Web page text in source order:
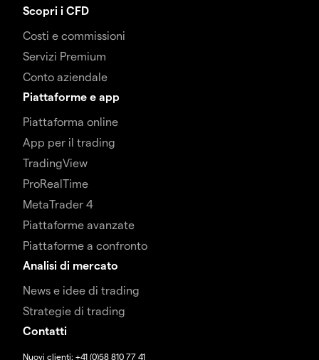
Scopri i CFD
Costi e commissioni
Servizi Premium
Conto aziendale
Piattaforme e app
Piattaforma online
App per il trading
TradingView
ProRealTime
MetaTrader 4
Piattaforme avanzate
Piattaforme a confronto
Analisi di mercato
News e idee di trading
Strategie di trading
Contatti
Nuovi clienti: +41 (0)58 810 77 41